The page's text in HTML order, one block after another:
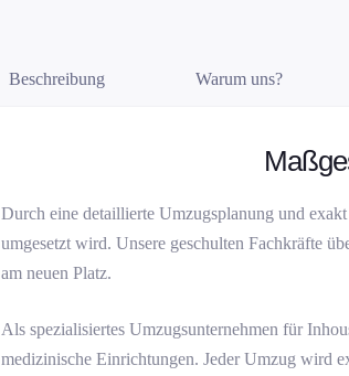
Beschreibung Warum uns?
Durch eine detaillierte Umzugsplanung und
umgesetzt wird. Unsere geschulten Fachkräfte
am neuen Platz.
Als spezialisiertes Umzugsunternehmen für
medizinische Einrichtungen. Jeder Umzug wird